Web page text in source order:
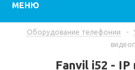
МЕНЮ
Оборудование телефонии -
Fanvil i52 -